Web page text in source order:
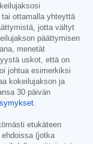
ottamalla yhteyttä
jotta vältyt
päättymisen
menetät
uskot, että on
johtua esimerkiksi
kokeilujakson ja
30 päivän
etukäteen
(jotka